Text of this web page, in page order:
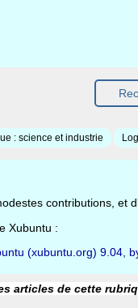
: science et industrie
contributions, et
Xubuntu :
articles de cette